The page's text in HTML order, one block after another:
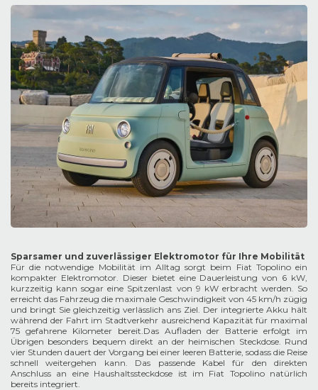
Sparsamer und zuverlässiger Elektromotor für Ihre Mobilität
Für die notwendige Mobilität im Alltag sorgt beim Fiat Topolino ein
kompakter Elektromotor. Dieser bietet eine Dauerleistung von 6 kW,
kurzzeitig kann sogar eine Spitzenlast von 9 kW erbracht werden. So
erreicht das Fahrzeug die maximale Geschwindigkeit von 45 km/h zügig
und bringt Sie gleichzeitig verlässlich ans Ziel. Der integrierte Akku hält
während der Fahrt im Stadtverkehr ausreichend Kapazität für maximal
75 gefahrene Kilometer bereit.Das Aufladen der Batterie erfolgt im
Übrigen besonders bequem direkt an der heimischen Steckdose. Rund
vier Stunden dauert der Vorgang bei einer leeren Batterie, sodass die Reise
schnell weitergehen kann. Das passende Kabel für den direkten
Anschluss an eine Haushaltssteckdose ist im Fiat Topolino natürlich
bereits integriert.